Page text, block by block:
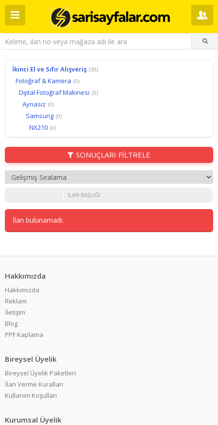
İkinci El ve Sıfır Alışveriş (30)
Fotoğraf & Kamera (0)
Dijital Fotoğraf Makinesi (0)
Aynasız (0)
Samsung (0)
NX210 (0)
SONUÇLARI FİLTRELE
İLAN BAŞLIĞI
İlan bulunamadı.
Hakkımızda
Hakkımızda
Reklam
İletişim
Blog
PPF Kaplama
Bireysel Üyelik
Bireysel Üyelik Paketleri
İlan Verme Kuralları
Kullanım Koşulları
Kurumsal Üyelik